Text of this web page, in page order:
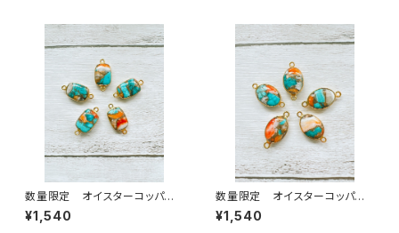
数量限定 オイスターコッパー
ターコイズ 2カン スクエア型
¥1,540
数量限定 オイスターコッパー
ターコイズ 2カン オーバル型
¥1,540